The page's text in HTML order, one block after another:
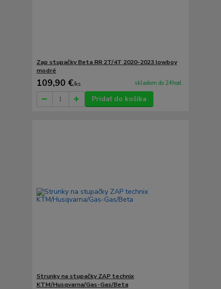
Zap stupačky Beta RR 2T/4T 2020-2023 lowboy
modré
109,90 €/ks skladom do 24hod.
Pridať do košíka
Strunky na stupačky ZAP technix
KTM/Husqvarna/Gas-Gas/Beta